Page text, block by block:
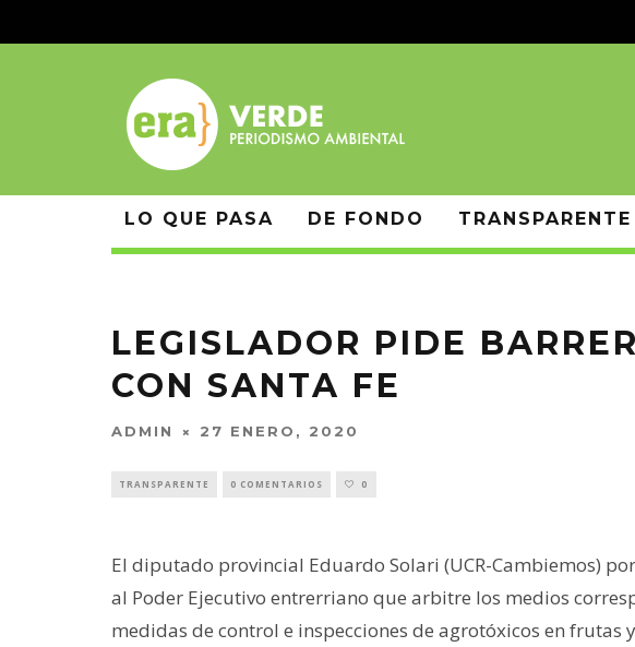
LO QUE PASA DE FONDO TRANSPARENTE
LEGISLADOR PIDE
CON SANTA FE
ADMIN 27 ENERO, 2020
TRANSPARENTE 0 COMENTARIOS 0
El diputado provincial Eduardo Solari (UCR-Cambiemos)
al Poder Ejecutivo entrerriano que arbitre los medios
medidas de control e inspecciones de agrotóxicos en frutas